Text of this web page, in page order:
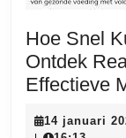
Hoe Snel
Ontdek
Effectieve
14 januari